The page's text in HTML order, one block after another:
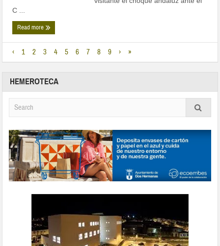
C ...
Read more
‹ 1 2 3 4 5 6 7 8 9 › »
HEMEROTECA